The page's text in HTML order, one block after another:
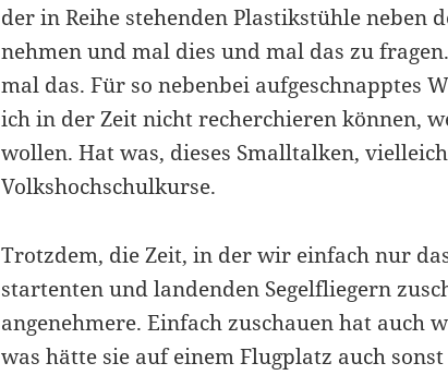
der in Reihe stehenden Plastikstühle neben
nehmen und mal dies und mal das zu
mal das. Für so nebenbei aufgeschnapptes
ich in der Zeit nicht recherchieren können,
wollen. Hat was, dieses Smalltalken,
Volkshochschulkurse.
Trotzdem, die Zeit, in der wir einfach nur
startenten und landenden Segelfliegern
angenehmere. Einfach zuschauen hat auch
was hätte sie auf einem Flugplatz auch